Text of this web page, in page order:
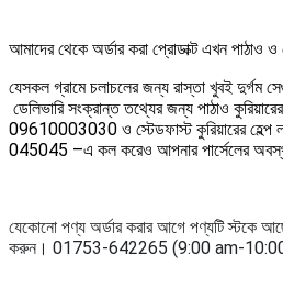
আমাদের থেকে অর্ডার করা প্রোডাক্ট এখন পাঠাও ও
যেসকল গ্রামে চলাচলের জন্য রাস্তা খুবই দুর্গম
ডেলিভারি সংক্রান্ত তথ্যের জন্য পাঠাও কুরিয়ারের
09610003030 ও স্টেডফাস্ট কুরিয়ারের হেল্প
045045 –এ কল করেও আপনার পার্সেলের
যেকোনো পণ্য অর্ডার করার আগে পণ্যটি স্টকে
করুন। 01753-642265 (9:00 am-